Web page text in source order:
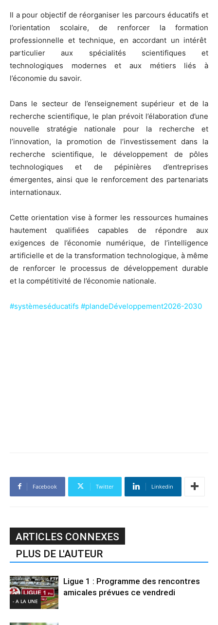
Il a pour objectif de réorganiser les parcours éducatifs et
l’orientation scolaire, de renforcer la formation
professionnelle et technique, en accordant un intérêt
particulier aux spécialités scientifiques et
technologiques modernes et aux métiers liés à
l’économie du savoir.
Dans le secteur de l’enseignement supérieur et de la
recherche scientifique, le plan prévoit l’élaboration d’une
nouvelle stratégie nationale pour la recherche et
l’innovation, la promotion de l’investissement dans la
recherche scientifique, le développement de pôles
technologiques et de pépinières d’entreprises
émergentes, ainsi que le renforcement des partenariats
internationaux.
Cette orientation vise à former les ressources humaines
hautement qualifiées capables de répondre aux
exigences de l’économie numérique, de l’intelligence
artificielle et de la transformation technologique, à même
de renforcer le processus de développement durable
et la compétitivité de l’économie nationale.
#systèmeséducatifs #plandeDéveloppement2026-2030
Facebook Twitter Linkedin
ARTICLES CONNEXES
PLUS DE L'AUTEUR
- A LA UNE
Ligue 1 : Programme des rencontres
amicales prévues ce vendredi